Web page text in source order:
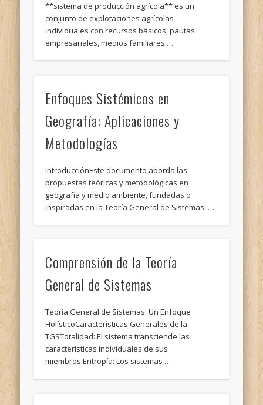
**sistema de producción agrícola** es un
conjunto de explotaciones agrícolas
individuales con recursos básicos, pautas
empresariales, medios familiares …
Enfoques Sistémicos en
Geografía: Aplicaciones y
Metodologías
IntroducciónEste documento aborda las
propuestas teóricas y metodológicas en
geografía y medio ambiente, fundadas o
inspiradas en la Teoría General de Sistemas. …
Comprensión de la Teoría
General de Sistemas
Teoría General de Sistemas: Un Enfoque
HolísticoCaracterísticas Generales de la
TGSTotalidad: El sistema transciende las
características individuales de sus
miembros.Entropía: Los sistemas …